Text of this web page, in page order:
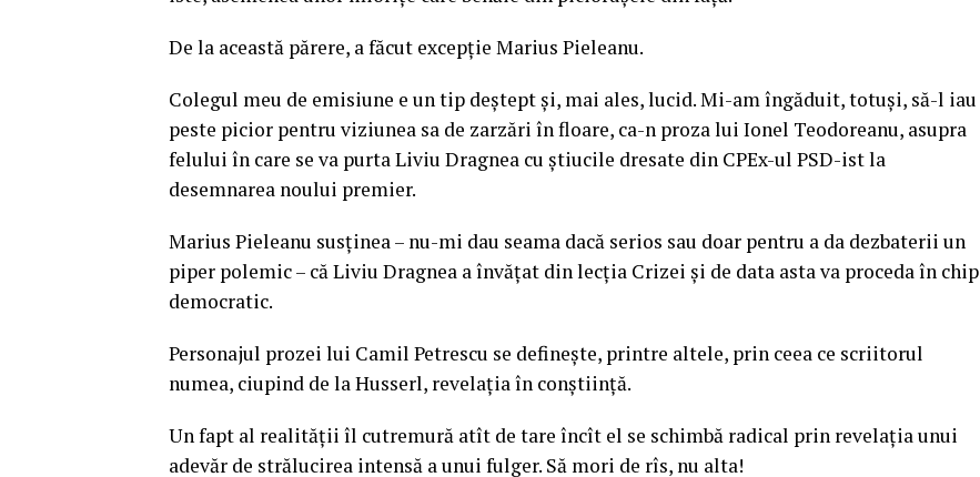
De la această părere, a făcut excepție Marius Pieleanu.
Colegul meu de emisiune e un tip deștept și, mai ales, lucid. Mi-am îngăduit, totuși, să-l iau
peste picior pentru viziunea sa de zarzări în floare, ca-n proza lui Ionel Teodoreanu, asupra
felului în care se va purta Liviu Dragnea cu știucile dresate din CPEx-ul PSD-ist la
desemnarea noului premier.
Marius Pieleanu susținea – nu-mi dau seama dacă serios sau doar pentru a da dezbaterii un
piper polemic – că Liviu Dragnea a învățat din lecția Crizei și de data asta va proceda în chip
democratic.
Personajul prozei lui Camil Petrescu se definește, printre altele, prin ceea ce scriitorul
numea, ciupind de la Husserl, revelația în conștiință.
Un fapt al realității îl cutremură atît de tare încît el se schimbă radical prin revelația unui
adevăr de strălucirea intensă a unui fulger. Să mori de rîs, nu alta!